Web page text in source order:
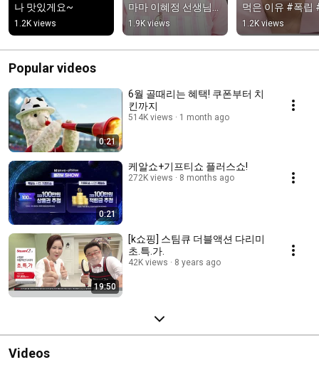
나 맛있게요~
1.2K views
마마 이혜정 선생님이
직접 공개한 비밀!
#shorts #폭립 #빅마
마#이혜정
1.9K views
먹은 이유 #폭립
마마폭핍
1.2K views
Popular videos
0:21
6월 골때리는 혜택! 쿠폰부터 치
킨까지
514K views 1 month ago
0:21
케알쇼+기프티쇼 플러스쇼!
272K views 8 months ago
19:50
[k쇼핑] 스팀큐 더블액션 다리미
초.특.가.
42K views 8 years ago
Videos